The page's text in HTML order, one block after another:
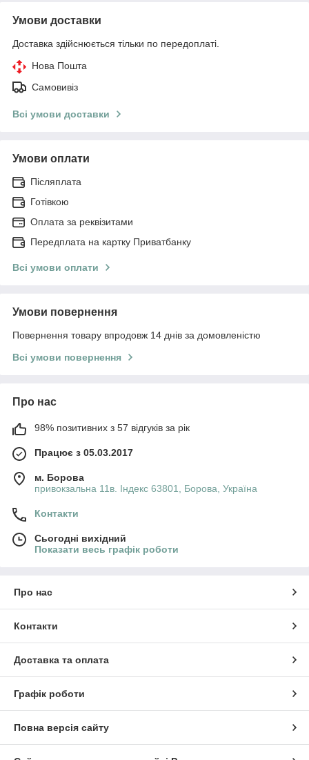
Умови доставки
Доставка здійснюється тільки по передоплаті.
Нова Пошта
Самовивіз
Всі умови доставки
Умови оплати
Післяплата
Готівкою
Оплата за реквізитами
Передплата на картку Приватбанку
Всі умови оплати
Умови повернення
Повернення товару впродовж 14 днів за домовленістю
Всі умови повернення
Про нас
98% позитивних з 57 відгуків за рік
Працює з 05.03.2017
м. Борова
привокзальна 11в. Індекс 63801, Борова, Україна
Контакти
Сьогодні вихідний
Показати весь графік роботи
Про нас
Контакти
Доставка та оплата
Графік роботи
Повна версія сайту